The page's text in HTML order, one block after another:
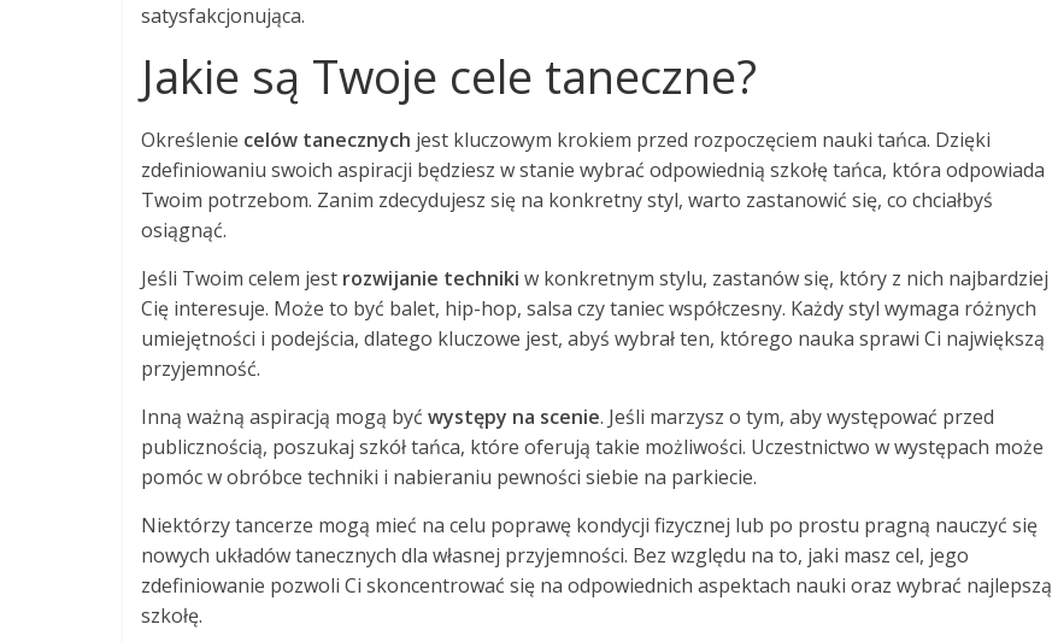
satysfakcjonująca.
Jakie są Twoje cele taneczne?
Określenie celów tanecznych jest kluczowym krokiem przed rozpoczęciem nauki tańca. Dzięki
zdefiniowaniu swoich aspiracji będziesz w stanie wybrać odpowiednią szkołę tańca, która odpowiada
Twoim potrzebom. Zanim zdecydujesz się na konkretny styl, warto zastanowić się, co chciałbyś
osiągnąć.
Jeśli Twoim celem jest rozwijanie techniki w konkretnym stylu, zastanów się, który z nich najbardziej
Cię interesuje. Może to być balet, hip-hop, salsa czy taniec współczesny. Każdy styl wymaga różnych
umiejętności i podejścia, dlatego kluczowe jest, abyś wybrał ten, którego nauka sprawi Ci największą
przyjemność.
Inną ważną aspiracją mogą być występy na scenie. Jeśli marzysz o tym, aby występować przed
publicznością, poszukaj szkół tańca, które oferują takie możliwości. Uczestnictwo w występach może
pomóc w obróbce techniki i nabieraniu pewności siebie na parkiecie.
Niektórzy tancerze mogą mieć na celu poprawę kondycji fizycznej lub po prostu pragną nauczyć się
nowych układów tanecznych dla własnej przyjemności. Bez względu na to, jaki masz cel, jego
zdefiniowanie pozwoli Ci skoncentrować się na odpowiednich aspektach nauki oraz wybrać najlepszą
szkołę.